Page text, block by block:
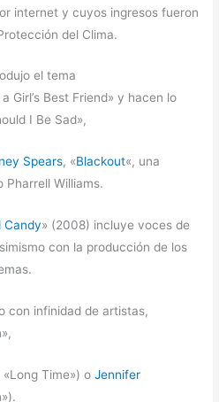
internet y cuyos ingresos fueron
del Clima.
el tema
Girl’s Best Friend» y hacen lo
I Be Sad»,
Spears, «Blackout«, una
Williams.
Candy» (2008) incluye voces de
con la producción de los
con infinidad de artistas,
«Long Time») oJennifer